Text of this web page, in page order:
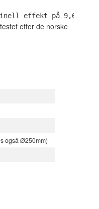
effekt på 9,6 kW.
etter de norske
også Ø250mm)